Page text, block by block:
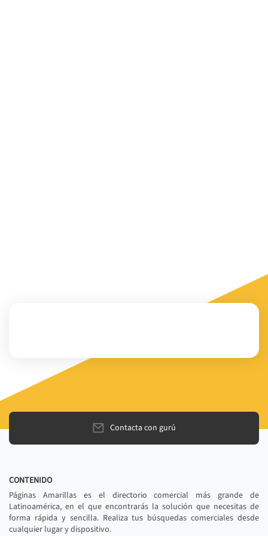
Contacta con gurú
CONTENIDO
Páginas Amarillas es el directorio comercial más grande de
Latinoamérica, en el que encontrarás la solución que necesitas de
forma rápida y sencilla. Realiza tus búsquedas comerciales desde
cualquier lugar y dispositivo.